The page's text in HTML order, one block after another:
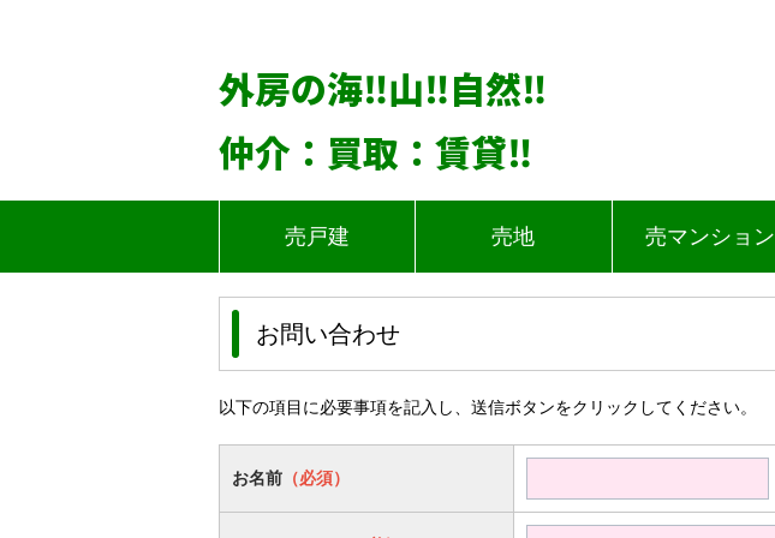
外房の海‼山‼自然‼
仲介：買取：賃貸‼
売戸建 売地 売マンション
お問い合わせ
以下の項目に必要事項を記入し、送信ボタンをクリックしてください。
お名前 （必須）